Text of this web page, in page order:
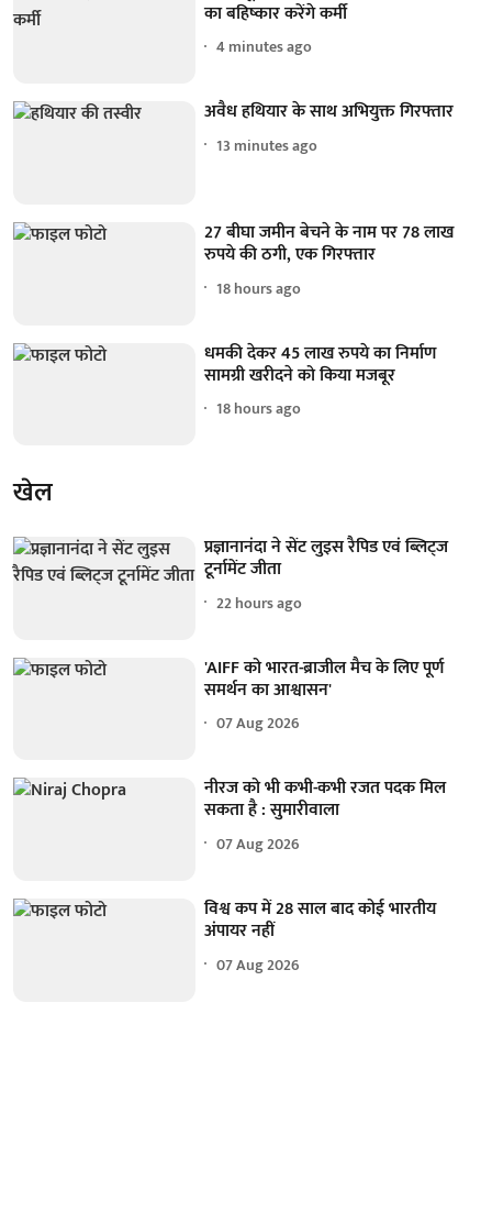
का बहिष्कार करेंगे कर्मी
4 minutes ago
अवैध हथियार के साथ अभियुक्त गिरफ्तार
13 minutes ago
27 बीघा जमीन बेचने के नाम पर 78 लाख
रुपये की ठगी, एक गिरफ्तार
18 hours ago
धमकी देकर 45 लाख रुपये का निर्माण
सामग्री खरीदने को किया मजबूर
18 hours ago
खेल
प्रज्ञानानंदा ने सेंट लुइस रैपिड एवं ब्लिट्ज
टूर्नामेंट जीता
22 hours ago
'AIFF को भारत-ब्राजील मैच के लिए पूर्ण
समर्थन का आश्वासन'
07 Aug 2026
नीरज को भी कभी-कभी रजत पदक मिल
सकता है : सुमारीवाला
07 Aug 2026
विश्व कप में 28 साल बाद कोई भारतीय
अंपायर नहीं
07 Aug 2026